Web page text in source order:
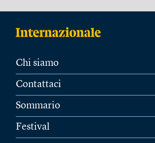
Chi siamo
Contattaci
Sommario
Festival